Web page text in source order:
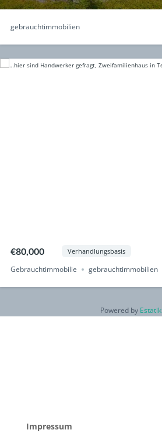
gebrauchtimmobilien
€80,000 Verhandlungsbasis
Gebrauchtimmobilie gebrauchtimmobilien
Powered by Estatik
Impressum